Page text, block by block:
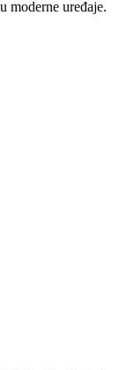
moderne uređaje.